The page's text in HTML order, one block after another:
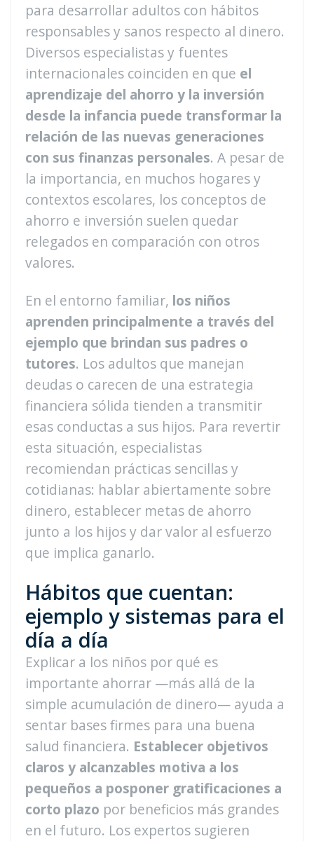
para desarrollar adultos con hábitos
responsables y sanos respecto al dinero.
Diversos especialistas y fuentes
internacionales coinciden en que el
aprendizaje del ahorro y la inversión
desde la infancia puede transformar la
relación de las nuevas generaciones
con sus finanzas personales. A pesar de
la importancia, en muchos hogares y
contextos escolares, los conceptos de
ahorro e inversión suelen quedar
relegados en comparación con otros
valores.
En el entorno familiar, los niños
aprenden principalmente a través del
ejemplo que brindan sus padres o
tutores. Los adultos que manejan
deudas o carecen de una estrategia
financiera sólida tienden a transmitir
esas conductas a sus hijos. Para revertir
esta situación, especialistas
recomiendan prácticas sencillas y
cotidianas: hablar abiertamente sobre
dinero, establecer metas de ahorro
junto a los hijos y dar valor al esfuerzo
que implica ganarlo.
Hábitos que cuentan:
ejemplo y sistemas para el
día a día
Explicar a los niños por qué es
importante ahorrar —más allá de la
simple acumulación de dinero— ayuda a
sentar bases firmes para una buena
salud financiera. Establecer objetivos
claros y alcanzables motiva a los
pequeños a posponer gratificaciones a
corto plazo por beneficios más grandes
en el futuro. Los expertos sugieren